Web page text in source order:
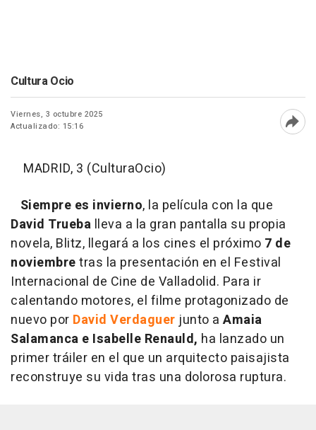
Cultura Ocio
Viernes, 3 octubre 2025
Actualizado: 15:16
MADRID, 3 (CulturaOcio)
Siempre es invierno, la película con la que
David Trueba lleva a la gran pantalla su propia
novela, Blitz, llegará a los cines el próximo 7 de
noviembretras la presentación en el Festival
Internacional de Cine de Valladolid. Para ir
calentando motores, el filme protagonizado de
nuevo por David Verdaguer junto a Amaia
Salamanca e Isabelle Renauld, ha lanzado un
primer tráiler en el que un arquitecto paisajista
reconstruye su vida tras una dolorosa ruptura.